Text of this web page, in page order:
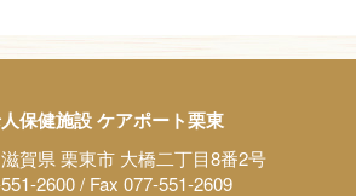
保健施設 ケアポート栗東
賀県 栗東市 大橋二丁目8番2号
2600 / Fax 077-551-2609